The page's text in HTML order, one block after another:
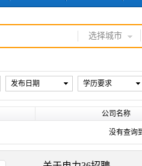
选择城市
发布日期 学历要求
公司名称
没有查询